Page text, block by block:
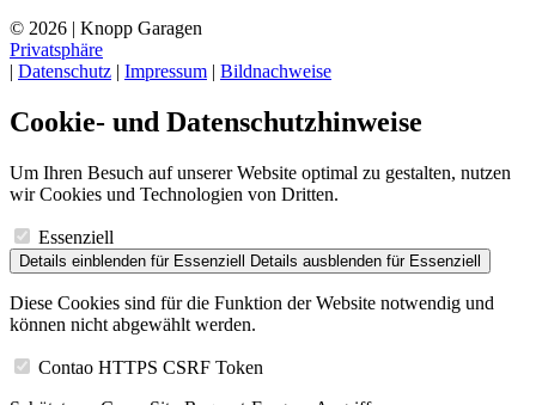
© 2026 | Knopp Garagen
Privatsphäre
| Datenschutz | Impressum | Bildnachweise
Cookie- und Datenschutzhinweise
Um Ihren Besuch auf unserer Website optimal zu gestalten, nutzen
wir Cookies und Technologien von Dritten.
Essenziell
Details einblenden für Essenziell Details ausblenden für Essenziell
Diese Cookies sind für die Funktion der Website notwendig und
können nicht abgewählt werden.
Contao HTTPS CSRF Token